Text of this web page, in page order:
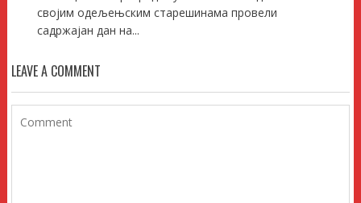
својим одељењским старешинама провели
садржајан дан на...
LEAVE A COMMENT